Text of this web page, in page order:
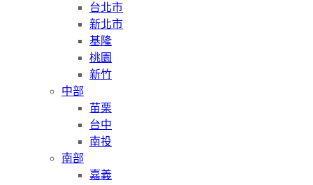
台北市
新北市
基隆
桃園
新竹
中部
苗栗
台中
南投
南部
嘉義